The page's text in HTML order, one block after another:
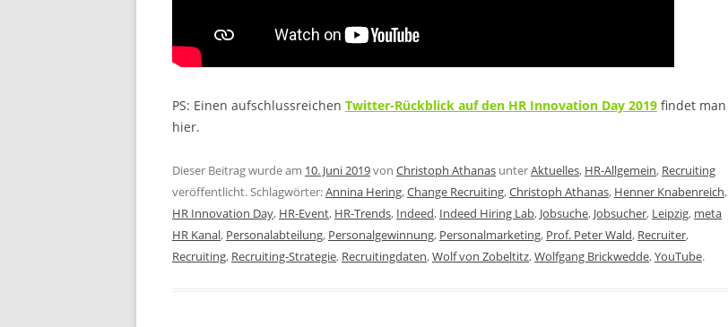
PS: Einen aufschlussreichen Twitter-Rückblick auf den HR Innovation Day 2019 findet man
hier.
Dieser Beitrag wurde am 10. Juni 2019von Christoph Athanas unterAktuelles, HR-Allgemein, Recruiting
veröffentlicht. Schlagwörter:Annina Hering,Change Recruiting,Christoph Athanas, Henner Knabenreich,
HR Innovation Day, HR-Event, HR-Trends, Indeed, Indeed Hiring Lab, Jobsuche, Jobsucher, Leipzig, meta
HR Kanal, Personalabteilung, Personalgewinnung, Personalmarketing, Prof. Peter Wald, Recruiter,
Recruiting, Recruiting-Strategie, Recruitingdaten,Wolf von Zobeltitz,Wolfgang Brickwedde,YouTube.